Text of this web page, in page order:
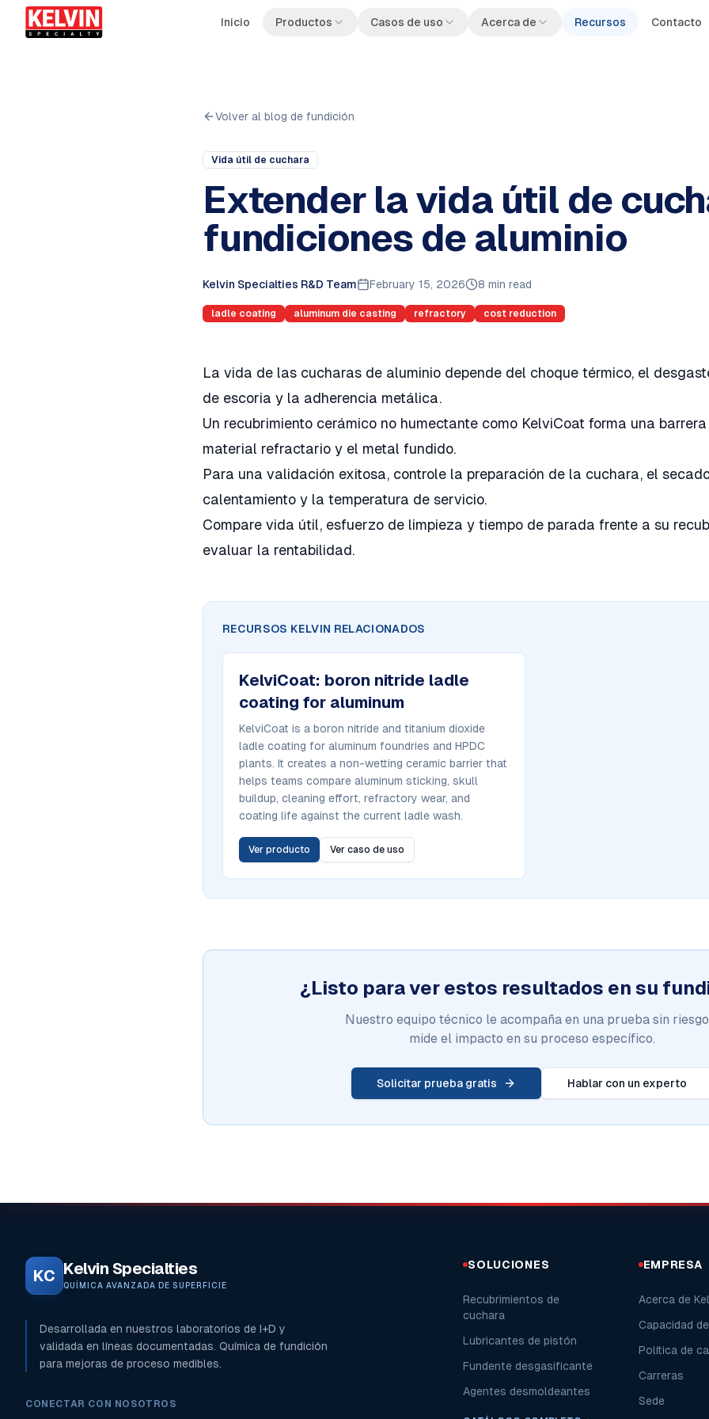
Skip to main content
Saltar al contenido principal
Inicio Productos Casos de uso Acerca de Recursos Contacto
Volver al blog de fundición
Vida útil de cuchara
Extender la vida útil de
fundiciones de aluminio
Kelvin Specialties R&D Team February 15, 2026 8 min read
ladle coating aluminum die casting refractory cost reduction
La vida de las cucharas de aluminio depende del choque térmico, el
de escoria y la adherencia metálica.
Un recubrimiento cerámico no humectante como KelviCoat forma una
material refractario y el metal fundido.
Para una validación exitosa, controle la preparación de la cuchara, el
calentamiento y la temperatura de servicio.
Compare vida útil, esfuerzo de limpieza y tiempo de parada frente a su
evaluar la rentabilidad.
RECURSOS KELVIN RELACIONADOS
KelviCoat: boron nitride ladle
coating for aluminum
KelviCoat is a boron nitride and titanium dioxide
ladle coating for aluminum foundries and HPDC
plants. It creates a non-wetting ceramic barrier that
helps teams compare aluminum sticking, skull
buildup, cleaning effort, refractory wear, and
coating life against the current ladle wash.
Ver producto Ver caso de uso
¿Listo para ver estos resultados en su
Nuestro equipo técnico le acompaña en una prueba sin
mide el impacto en su proceso específico.
Solicitar prueba gratis Hablar con un experto
KC Kelvin Specialties
QUÍMICA AVANZADA DE SUPERFICIE
Desarrollada en nuestros laboratorios de I+D y
validada en líneas documentadas. Química de fundición
para mejoras de proceso medibles.
CONECTAR CON NOSOTROS
SOLUCIONES
Recubrimientos de
cuchara
Lubricantes de pistón
Fundente desgasificante
Agentes desmoldeantes
EMPRESA
Acerca de
Capacidad
Política de
Carreras
Sede